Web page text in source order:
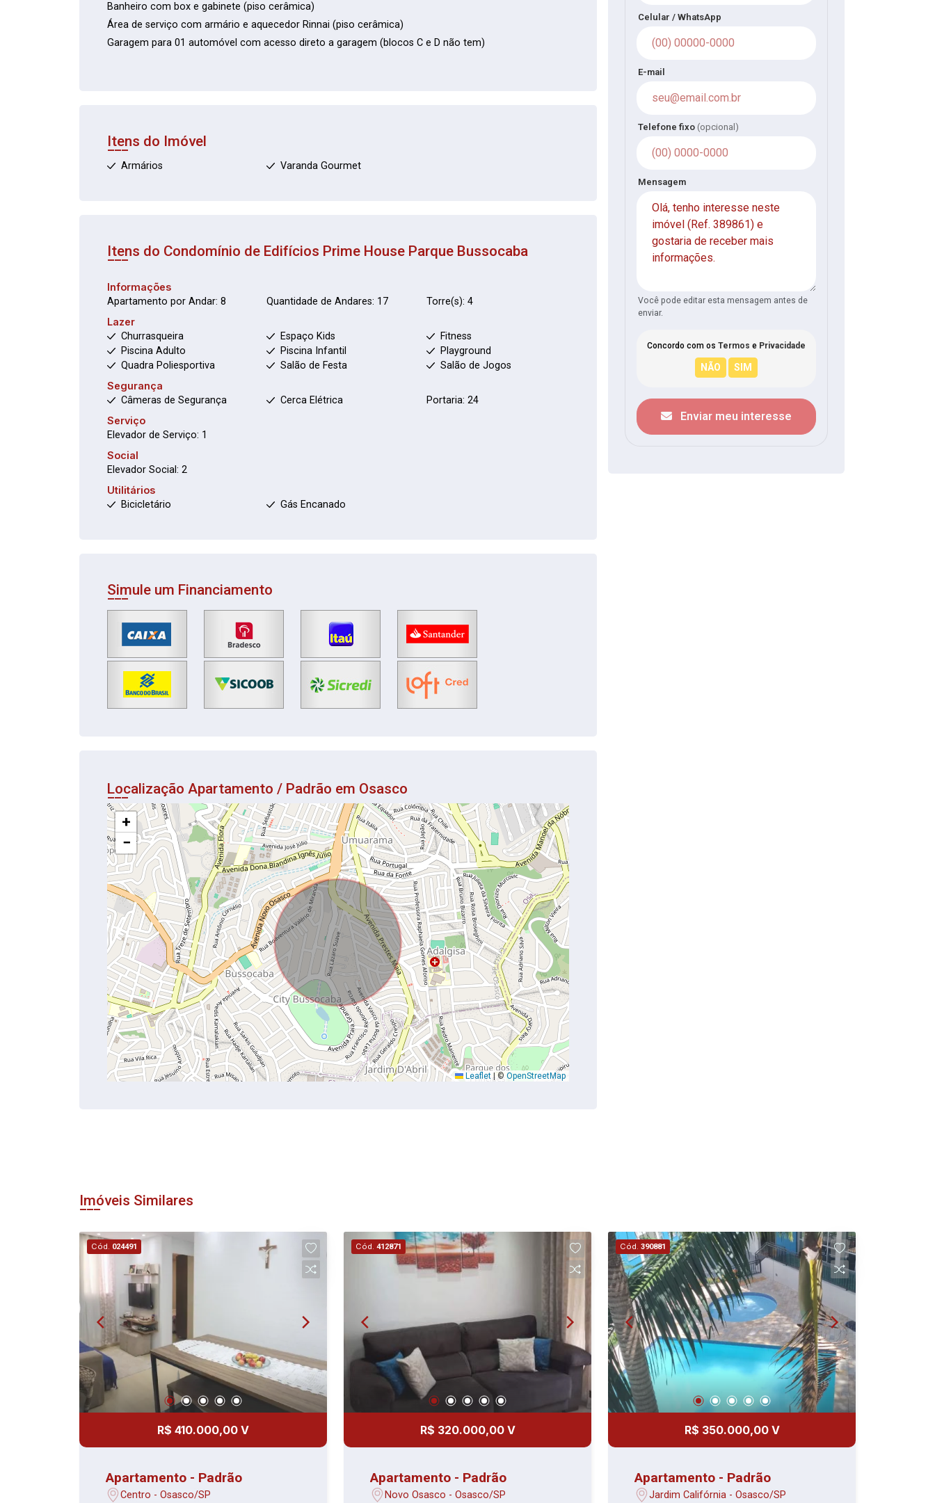
Banheiro com box e gabinete (piso cerâmica)
Área de serviço com armário e aquecedor Rinnai (piso cerâmica)
Garagem para 01 automóvel com acesso direto a garagem (blocos C e D não tem)
Itens do Imóvel
Armários Varanda Gourmet
Itens do Condomínio de Edifícios Prime House Parque Bussocaba
Informações
Apartamento por Andar: 8
Quantidade de Andares: 17
Torre(s): 4
Lazer
Churrasqueira
Espaço Kids
Fitness
Piscina Adulto
Piscina Infantil
Playground
Quadra Poliesportiva
Salão de Festa
Salão de Jogos
Segurança
Câmeras de Segurança
Cerca Elétrica
Portaria: 24
Serviço
Elevador de Serviço: 1
Social
Elevador Social: 2
Utilitários
Bicicletário
Gás Encanado
Simule um Financiamento
Localização Apartamento / Padrão em Osasco
+
−
Leaflet © OpenStreetMap
Celular / WhatsApp
E-mail
Telefone fixo (opcional)
Mensagem
Você pode editar esta mensagem antes de
enviar.
Concordo com os Termos e Privacidade
Enviar meu interesse
Imóveis Similares
Cód. 024491
R$ 410.000,00 V
Apartamento - Padrão
Centro - Osasco/SP
Cód. 412871
R$ 320.000,00 V
Apartamento - Padrão
Novo Osasco - Osasco/SP
Cód. 390881
R$ 350.000,00 V
Apartamento - Padrão
Jardim Califórnia - Osasco/SP